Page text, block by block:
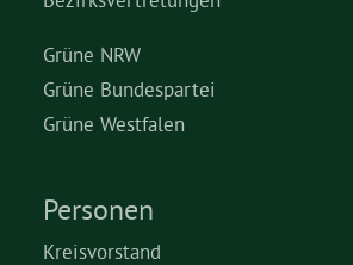
Grüne NRW
Grüne Bundespartei
Grüne Westfalen
Personen
Kreisvorstand